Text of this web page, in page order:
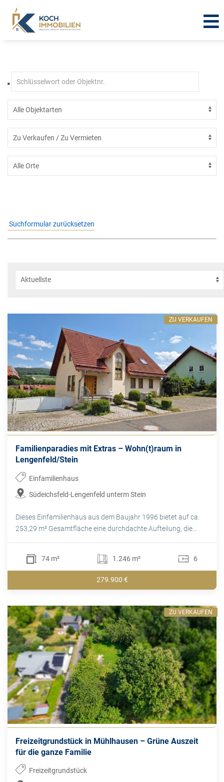
Immobilien in Westerwald-
Obereichsfeld - Effelder
Suchformular zurücksetzen
Familienparadies mit Extras – Wohn(t)raum in
Lengenfeld/Stein
Einfamilienhaus
Südeichsfeld-Lengenfeld unterm Stein
Dieses Einfamilienhaus aus dem Baujahr 1996 bietet auf ca.
253,29 m² Gesamtfläche eine durchdachte Aufteilung, die...
74 m² 1.246 m² 6
279.900 €
ZU VERKAUFEN
Freizeitgrundstück in Mühlhausen – Grüne Auszeit
für die ganze Familie
Freizeitgrundstück
ZU VERKAUFEN